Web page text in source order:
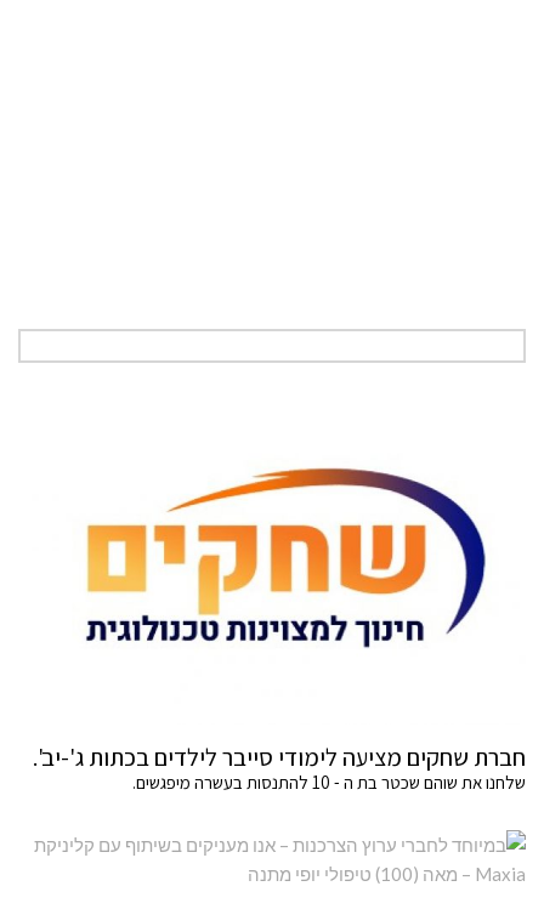
חברת שחקים מציעה לימודי סייבר לילדים בכתות ג'-יב'.
שלחנו את שוהם שכטר בת ה - 10 להתנסות בעשרה מיפגשים.